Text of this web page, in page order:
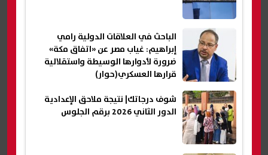
الباحث في العلاقات الدولية رامي
إبراهيم: غياب مصر عن «اتفاق مكة»
ضرورة لأدوارها الوسيطة واستقلالية
قرارها العسكري(حوار)
شوف درجاتك| نتيجة ملاحق الإعدادية
الدور الثاني 2026 برقم الجلوس